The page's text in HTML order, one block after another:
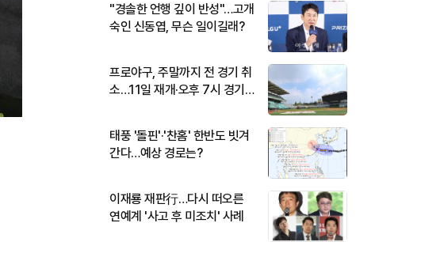
"경솔한 언행 깊이 반성"…고개
숙인 신동엽, 무슨 일이길래?
프로야구, 주말까지 전 경기 취
소…11일 재개·오후 7시 경기
태풍 '돌핀'·'찬홈' 한반도 빗겨
간다…예상 경로는?
이재룡 재판行…다시 떠오른
연예계 '사고 후 미조치' 사례